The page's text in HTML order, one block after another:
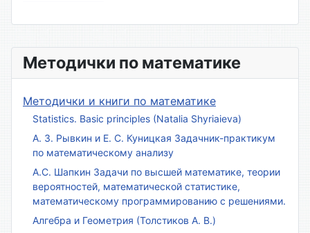
Методички по математике
Методички и книги по математике
Statistics. Basic principles (Natalia Shyriaieva)
А. З. Рывкин и Е. С. Куницкая Задачник-практикум
по математическому анализу
А.С. Шапкин Задачи по высшей математике, теории
вероятностей, математической статистике,
математическому программированию с решениями.
Алгебра и Геометрия (Толстиков А. В.)